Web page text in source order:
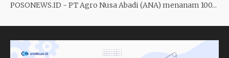
POSONEWS.ID - PT Agro Nusa Abadi (ANA) menanam 100...